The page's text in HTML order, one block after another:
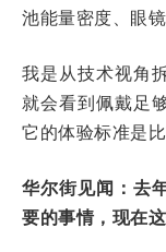
池能量密度、眼
我是从技术视角
就会看到佩戴足
它的体验标准是比
华尔街见闻：去
要的事情，现在